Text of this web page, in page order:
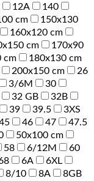
12A
140
cm
150x130
160x120 cm
cm
170x90
cm
180x130 cm
200x150 cm
26
3/6M
30
32 GB
32B
39 39.5
3XS
46 47
47.5
50x100 cm
58 6/12M
60
6A
6XL
8/10 8A
8GB